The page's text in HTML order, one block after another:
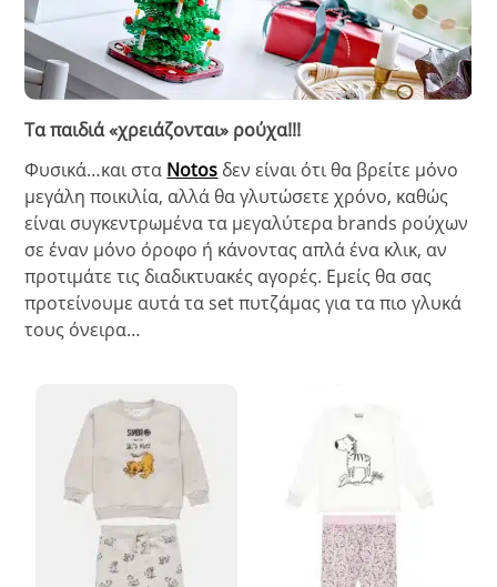
Τα παιδιά «χρειάζονται» ρούχα!!!
Φυσικά…και στα Notos δεν είναι ότι θα βρείτε μόνο
μεγάλη ποικιλία, αλλά θα γλυτώσετε χρόνο, καθώς
είναι συγκεντρωμένα τα μεγαλύτερα brands ρούχων
σε έναν μόνο όροφο ή κάνοντας απλά ένα κλικ, αν
προτιμάτε τις διαδικτυακές αγορές. Εμείς θα σας
προτείνουμε αυτά τα set πυτζάμας για τα πιο γλυκά
τους όνειρα…